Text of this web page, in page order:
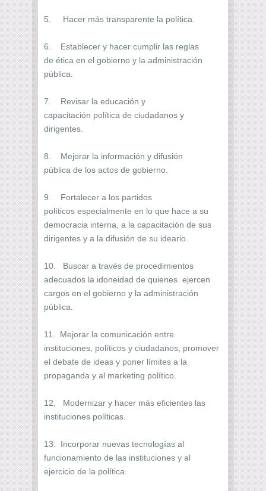
5. Hacer más transparente la política.
6. Establecer y hacer cumplir las reglas
de ética en el gobierno y la administración
pública.
7. Revisar la educación y
capacitación política de ciudadanos y
dirigentes.
8. Mejorar la información y difusión
pública de los actos de gobierno.
9. Fortalecer a los partidos
políticos especialmente en lo que hace a su
democracia interna, a la capacitación de sus
dirigentes y a la difusión de su ideario.
10. Buscar a través de procedimientos
adecuados la idoneidad de quienes ejercen
cargos en el gobierno y la administración
pública.
11. Mejorar la comunicación entre
instituciones, políticos y ciudadanos, promover
el debate de ideas y poner límites a la
propaganda y al marketing político.
12. Modernizar y hacer más eficientes las
instituciones políticas.
13. Incorporar nuevas tecnologías al
funcionamiento de las instituciones y al
ejercicio de la política.